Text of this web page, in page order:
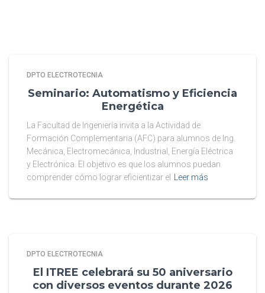
DPTO ELECTROTECNIA
Seminario: Automatismo y Eficiencia
Energética
La Facultad de Ingeniería invita a la Actividad de
Formación Complementaria (AFC) para alumnos de Ing.
Mecánica, Electromecánica, Industrial, Energía Eléctrica
y Electrónica. El objetivo es que los alumnos puedan
comprender cómo lograr eficientizar el
Leer más
DPTO ELECTROTECNIA
El ITREE celebrará su 50 aniversario
con diversos eventos durante 2026